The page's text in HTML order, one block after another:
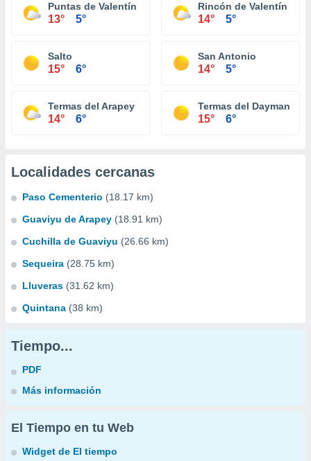
Puntas de Valentín
13° 5°
Rincón de Valentín
14° 5°
Salto
15° 6°
San Antonio
14° 5°
Termas del Arapey
14° 6°
Termas del Dayman
15° 6°
Localidades cercanas
Paso Cementerio (18.17 km)
Guaviyu de Arapey (18.91 km)
Cuchilla de Guaviyu (26.66 km)
Sequeira (28.75 km)
Lluveras (31.62 km)
Quintana (38 km)
Tiempo...
PDF
Más información
El Tiempo en tu Web
Widget de El tiempo